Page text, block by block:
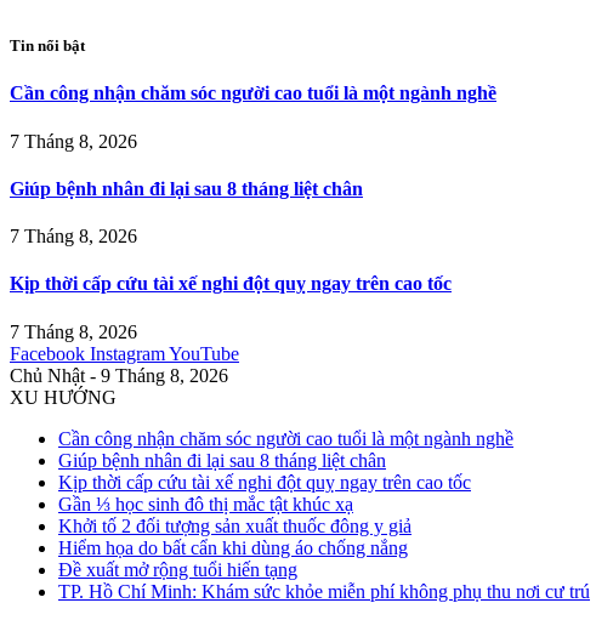
Tin nổi bật
Cần công nhận chăm sóc người cao tuổi là một ngành nghề
7 Tháng 8, 2026
Giúp bệnh nhân đi lại sau 8 tháng liệt chân
7 Tháng 8, 2026
Kịp thời cấp cứu tài xế nghi đột quỵ ngay trên cao tốc
7 Tháng 8, 2026
Facebook InstagramYouTube
Chủ Nhật - 9 Tháng 8, 2026
XU HƯỚNG
Cần công nhận chăm sóc người cao tuổi là một ngành nghề
Giúp bệnh nhân đi lại sau 8 tháng liệt chân
Kịp thời cấp cứu tài xế nghi đột quỵ ngay trên cao tốc
Gần ⅓ học sinh đô thị mắc tật khúc xạ
Khởi tố 2 đối tượng sản xuất thuốc đông y giả
Hiểm họa do bất cẩn khi dùng áo chống nắng
Đề xuất mở rộng tuổi hiến tạng
TP. Hồ Chí Minh: Khám sức khỏe miễn phí không phụ thu nơi cư trú